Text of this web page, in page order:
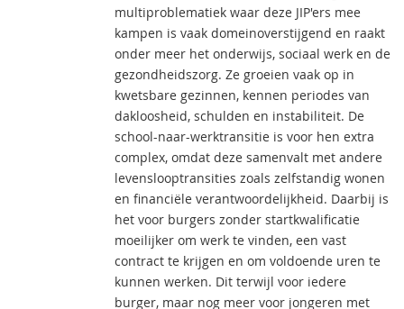
multiproblematiek waar deze JIP'ers mee
kampen is vaak domeinoverstijgend en raakt
onder meer het onderwijs, sociaal werk en de
gezondheidszorg. Ze groeien vaak op in
kwetsbare gezinnen, kennen periodes van
dakloosheid, schulden en instabiliteit. De
school-naar-werktransitie is voor hen extra
complex, omdat deze samenvalt met andere
levenslooptransities zoals zelfstandig wonen
en financiële verantwoordelijkheid. Daarbij is
het voor burgers zonder startkwalificatie
moeilijker om werk te vinden, een vast
contract te krijgen en om voldoende uren te
kunnen werken. Dit terwijl voor iedere
burger, maar nog meer voor jongeren met